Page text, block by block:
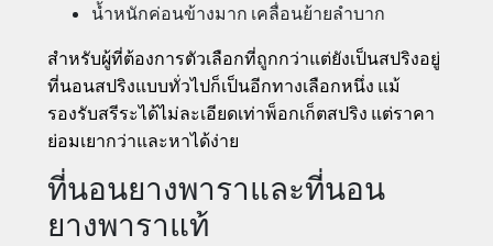
น้ำหนักค่อนข้างมาก เคลื่อนย้ายลำบาก
สำหรับผู้ที่ต้องการตัวเลือกที่ถูกกว่าแต่ยังเป็นสปริงอยู่
ที่นอนสปริงแบบทั่วไปก็เป็นอีกทางเลือกหนึ่ง แม้
รองรับสรีระได้ไม่ละเอียดเท่าพ็อกเก็ตสปริง แต่ราคา
ย่อมเยากว่าและหาได้ง่าย
ที่นอนยางพาราและที่นอน
ยางพาราแท้